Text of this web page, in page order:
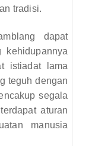
tradisi.
dapat
kehidupannya
istiadat lama
teguh dengan
segala
aturan
manusia